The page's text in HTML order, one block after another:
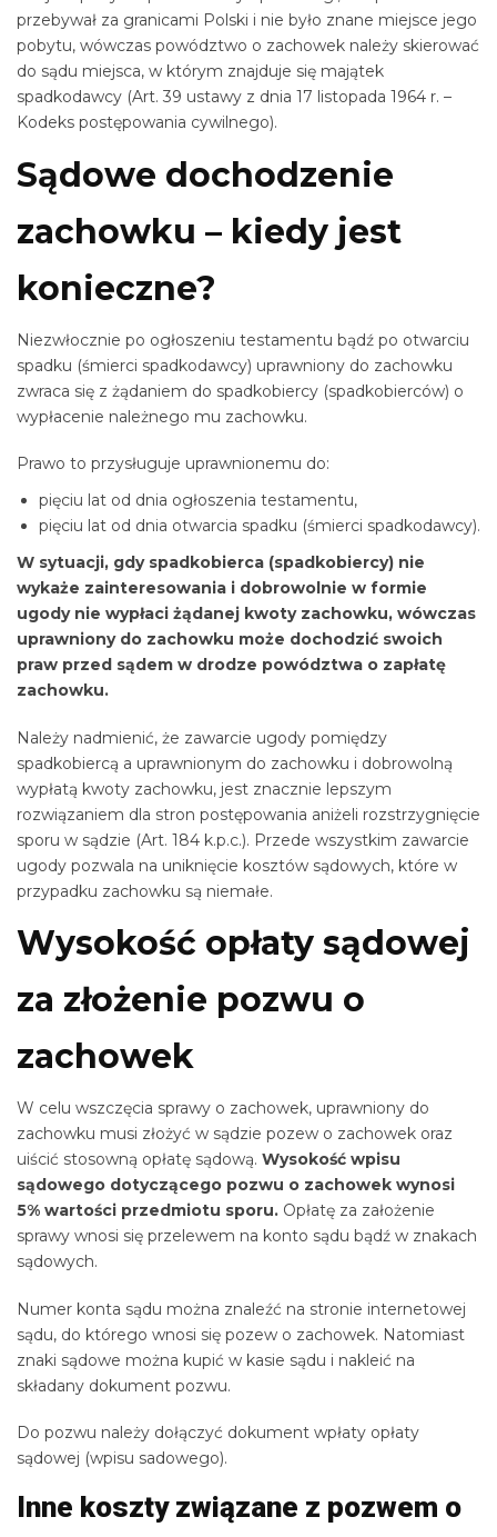
przebywał za granicami Polski i nie było znane miejsce jego
pobytu, wówczas powództwo o zachowek należy skierować
do sądu miejsca, w którym znajduje się majątek
spadkodawcy (Art. 39 ustawy z dnia 17 listopada 1964 r. –
Kodeks postępowania cywilnego).
Sądowe dochodzenie
zachowku – kiedy jest
konieczne?
Niezwłocznie po ogłoszeniu testamentu bądź po otwarciu
spadku (śmierci spadkodawcy) uprawniony do zachowku
zwraca się z żądaniem do spadkobiercy (spadkobierców) o
wypłacenie należnego mu zachowku.
Prawo to przysługuje uprawnionemu do:
pięciu lat od dnia ogłoszenia testamentu,
pięciu lat od dnia otwarcia spadku (śmierci spadkodawcy).
W sytuacji, gdy spadkobierca (spadkobiercy) nie
wykaże zainteresowania i dobrowolnie w formie
ugody nie wypłaci żądanej kwoty zachowku, wówczas
uprawniony do zachowku może dochodzić swoich
praw przed sądem w drodze powództwa o zapłatę
zachowku.
Należy nadmienić, że zawarcie ugody pomiędzy
spadkobiercą a uprawnionym do zachowku i dobrowolną
wypłatą kwoty zachowku, jest znacznie lepszym
rozwiązaniem dla stron postępowania aniżeli rozstrzygnięcie
sporu w sądzie (Art. 184 k.p.c.). Przede wszystkim zawarcie
ugody pozwala na uniknięcie kosztów sądowych, które w
przypadku zachowku są niemałe.
Wysokość opłaty sądowej
za złożenie pozwu o
zachowek
W celu wszczęcia sprawy o zachowek, uprawniony do
zachowku musi złożyć w sądzie pozew o zachowek oraz
uiścić stosowną opłatę sądową. Wysokość wpisu
sądowego dotyczącego pozwu o zachowek wynosi
5% wartości przedmiotu sporu. Opłatę za założenie
sprawy wnosi się przelewem na konto sądu bądź w znakach
sądowych.
Numer konta sądu można znaleźć na stronie internetowej
sądu, do którego wnosi się pozew o zachowek. Natomiast
znaki sądowe można kupić w kasie sądu i nakleić na
składany dokument pozwu.
Do pozwu należy dołączyć dokument wpłaty opłaty
sądowej (wpisu sadowego).
Inne koszty związane z pozwem o